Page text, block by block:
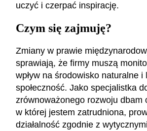
uczyć i czerpać inspirację.
Czym się zajmuję?
Zmiany w prawie
sprawiają, że firmy muszą
wpływ na środowisko naturalne i
społeczność. Jako specjalistka
zrównoważonego rozwoju dbam
w której jestem zatrudniona,
działalność zgodnie z